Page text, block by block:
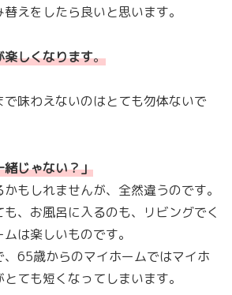
えをしたら良いと思います。
しくなります。
味わえないのはとても勿体ないで
緒じゃない？」
もしれませんが、全然違うのです。
、お風呂に入るのも、リビングでく
は楽しいものです。
、65歳からのマイホームではマイホ
ても短くなってしまいます。